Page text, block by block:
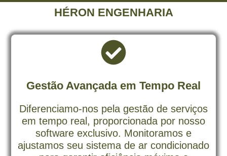
HÉRON ENGENHARIA
Gestão Avançada em Tempo Real
Diferenciamo-nos pela gestão de serviços
em tempo real, proporcionada por nosso
software exclusivo. Monitoramos e
ajustamos seu sistema de ar condicionado